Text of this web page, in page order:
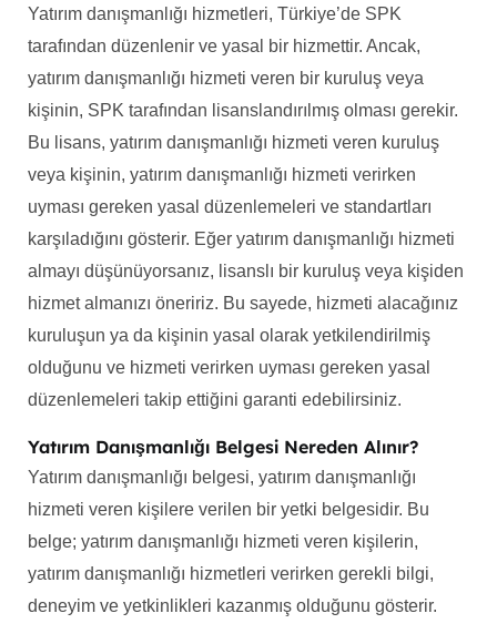
Yatırım danışmanlığı hizmetleri, Türkiye’de SPK
tarafından düzenlenir ve yasal bir hizmettir. Ancak,
yatırım danışmanlığı hizmeti veren bir kuruluş veya
kişinin, SPK tarafından lisanslandırılmış olması gerekir.
Bu lisans, yatırım danışmanlığı hizmeti veren kuruluş
veya kişinin, yatırım danışmanlığı hizmeti verirken
uyması gereken yasal düzenlemeleri ve standartları
karşıladığını gösterir. Eğer yatırım danışmanlığı hizmeti
almayı düşünüyorsanız, lisanslı bir kuruluş veya kişiden
hizmet almanızı öneririz. Bu sayede, hizmeti alacağınız
kuruluşun ya da kişinin yasal olarak yetkilendirilmiş
olduğunu ve hizmeti verirken uyması gereken yasal
düzenlemeleri takip ettiğini garanti edebilirsiniz.
Yatırım Danışmanlığı Belgesi Nereden Alınır?
Yatırım danışmanlığı belgesi, yatırım danışmanlığı
hizmeti veren kişilere verilen bir yetki belgesidir. Bu
belge; yatırım danışmanlığı hizmeti veren kişilerin,
yatırım danışmanlığı hizmetleri verirken gerekli bilgi,
deneyim ve yetkinlikleri kazanmış olduğunu gösterir.